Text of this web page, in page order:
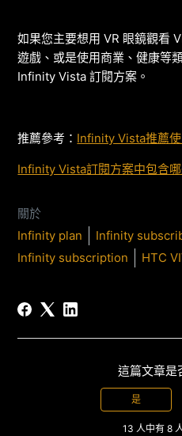
如果您主要想用 VR 眼鏡觀看
遊戲、或是使用商業、健康等
Infinity Vista 訂閱方案。
推薦參考： Infinity Vista推薦
Infinity Vista訂閱方案中包含哪
關於
Infinity plan
Infinity
Infinity subscription
HTC
這篇文章是
是
13 人中有 8